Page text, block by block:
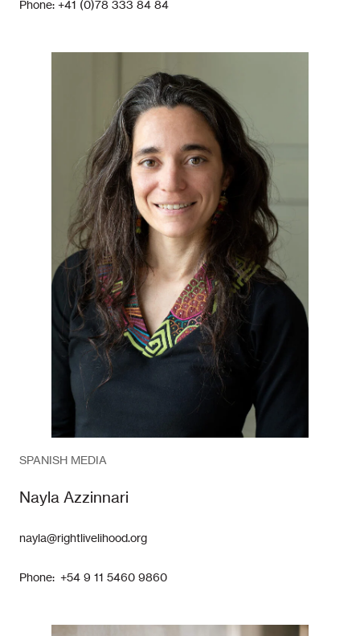
Phone: +41 (0)78 333 84 84
SPANISH MEDIA
Nayla Azzinnari
nayla@rightlivelihood.org
Phone: +54 9 11 5460 9860